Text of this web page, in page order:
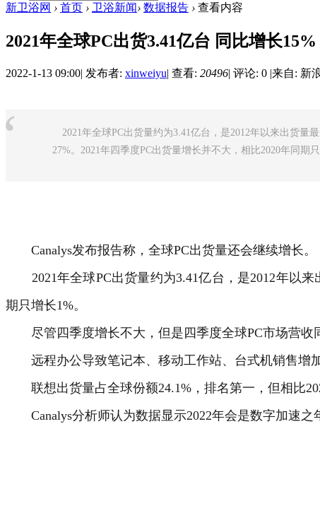
新卫浴网 › 首页 › 卫浴新闻› 数据报告 › 查看内容
2021年全球PC出货3.41亿台 同比增长15%
2022-1-13 09:00| 发布者: xinweiyu| 查看: 20496| 评论: 0 |来自: 新
2021年全球PC出货量约为3.41亿台，是2012年以来出货量
27%。2021年四季度PC出货量增长并不大，相比2020年同期只
Canalys发布报告称，全球PC出货量还会继续增长。
2021年全球PC出货量约为3.41亿台，是2012年以来
期只增长1%。
尽管四季度增长不大，但是四季度全球PC市场营收同
远程办公导致笔记本、移动工作站、台式机销售增加
联想出货量占全球份额24.1%，排名第一，但相比
Canalys分析师认为数据显示2022年会是数字加速之